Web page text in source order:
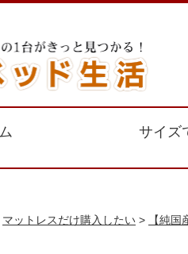
サイズ
マットレスだけ購入したい > 【純